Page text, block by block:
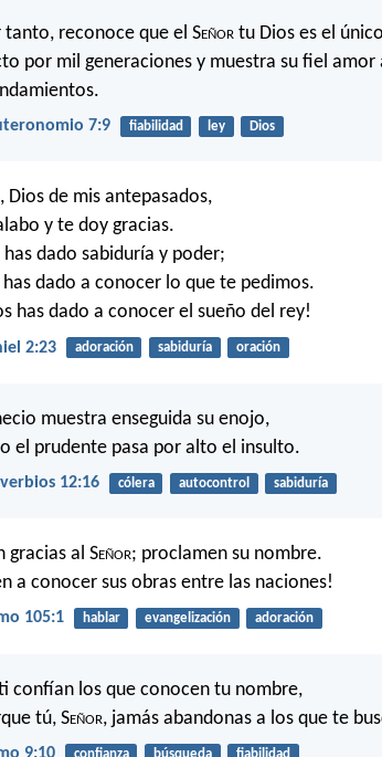
tanto, reconoce que el Señor tu Dios es el
por mil generaciones y muestra su fiel amor
7:9 fiabilidad ley Dios
Dios de mis antepasados,
y te doy gracias.
has dado sabiduría y poder;
has dado a conocer lo que te pedimos.
has dado a conocer el sueño del rey!
2:23 adoración sabiduría oración
muestra enseguida su enojo,
el prudente pasa por alto el insulto.
12:16 cólera autocontrol sabiduría
gracias al Señor; proclamen su nombre.
a conocer sus obras entre las naciones!
105:1 hablar evangelización adoración
confían los que conocen tu nombre,
tú, Señor, jamás abandonas a los que te
9:10 confianza búsqueda fiabilidad